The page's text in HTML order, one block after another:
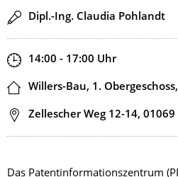
Redner
Dipl.-Ing. Claudia Pohlandt
Zeit
14:00 - 17:00 Uhr
Ort
Willers-Bau, 1.
Adresse
Zellescher Weg 12-14, 01069
Das Patentinformationszentrum